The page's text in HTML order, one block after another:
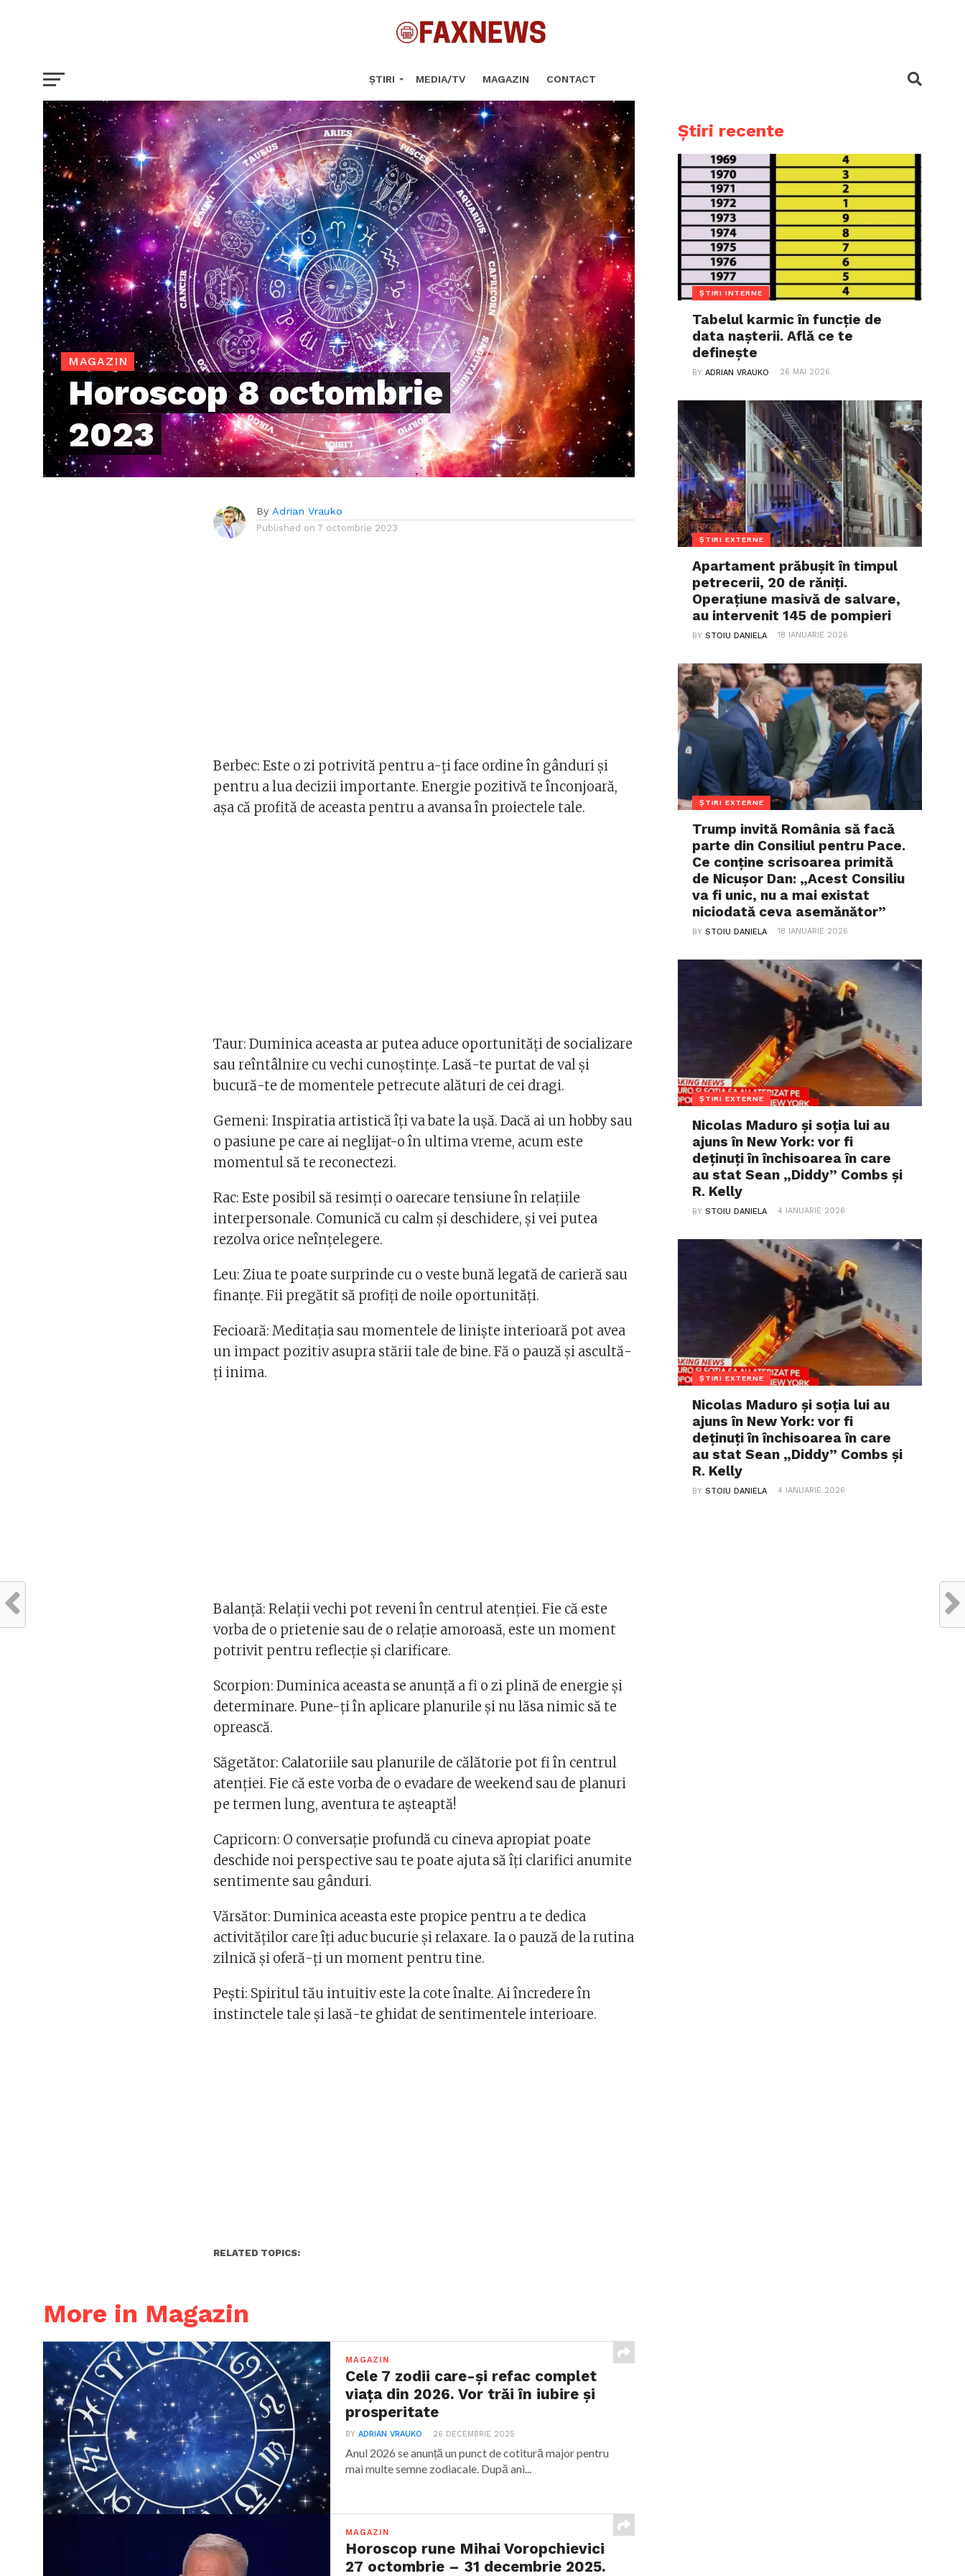
ȘTIRI MEDIA/TV MAGAZIN CONTACT
MAGAZIN
Horoscop 8 octombrie
2023
By Adrian Vrauko
Published on 7 octombrie 2023
Berbec: Este o zi potrivită pentru a-ți face ordine în gânduri și
pentru a lua decizii importante. Energie pozitivă te înconjoară,
așa că profită de aceasta pentru a avansa în proiectele tale.
Taur: Duminica aceasta ar putea aduce oportunități de socializare
sau reîntâlnire cu vechi cunoștințe. Lasă-te purtat de val și
bucură-te de momentele petrecute alături de cei dragi.
Gemeni: Inspiratia artistică îți va bate la ușă. Dacă ai un hobby sau
o pasiune pe care ai neglijat-o în ultima vreme, acum este
momentul să te reconectezi.
Rac: Este posibil să resimți o oarecare tensiune în relațiile
interpersonale. Comunică cu calm și deschidere, și vei putea
rezolva orice neînțelegere.
Leu: Ziua te poate surprinde cu o veste bună legată de carieră sau
finanțe. Fii pregătit să profiți de noile oportunități.
Fecioară: Meditația sau momentele de liniște interioară pot avea
un impact pozitiv asupra stării tale de bine. Fă o pauză și ascultă-
ți inima.
Balanță: Relații vechi pot reveni în centrul atenției. Fie că este
vorba de o prietenie sau de o relație amoroasă, este un moment
potrivit pentru reflecție și clarificare.
Scorpion: Duminica aceasta se anunță a fi o zi plină de energie și
determinare. Pune-ți în aplicare planurile și nu lăsa nimic să te
oprească.
Săgetător: Calatoriile sau planurile de călătorie pot fi în centrul
atenției. Fie că este vorba de o evadare de weekend sau de planuri
pe termen lung, aventura te așteaptă!
Capricorn: O conversație profundă cu cineva apropiat poate
deschide noi perspective sau te poate ajuta să îți clarifici anumite
sentimente sau gânduri.
Vărsător: Duminica aceasta este propice pentru a te dedica
activităților care îți aduc bucurie și relaxare. Ia o pauză de la rutina
zilnică și oferă-ți un moment pentru tine.
Pești: Spiritul tău intuitiv este la cote înalte. Ai încredere în
instinctele tale și lasă-te ghidat de sentimentele interioare.
RELATED TOPICS:
More in Magazin
MAGAZIN
Cele 7 zodii care-și refac complet
viața din 2026. Vor trăi în iubire și
prosperitate
BYADRIAN VRAUKO 26 DECEMBRIE 2025
Anul 2026 se anunță un punct de cotitură major pentru
mai multe semne zodiacale. După ani...
MAGAZIN
Horoscop rune Mihai Voropchievici
27 octombrie – 31 decembrie 2025.
Știri recente
ȘTIRI INTERNE
Tabelul karmic în funcție de
data nașterii. Află ce te
definește
BYADRIAN VRAUKO 26 MAI 2026
ȘTIRI EXTERNE
Apartament prăbușit în timpul
petrecerii, 20 de răniți.
Operațiune masivă de salvare,
au intervenit 145 de pompieri
BYSTOIU DANIELA 18 IANUARIE 2026
ȘTIRI EXTERNE
Trump invită România să facă
parte din Consiliul pentru Pace.
Ce conține scrisoarea primită
de Nicușor Dan: „Acest Consiliu
va fi unic, nu a mai existat
niciodată ceva asemănător”
BYSTOIU DANIELA 18 IANUARIE 2026
ȘTIRI EXTERNE
Nicolas Maduro și soția lui au
ajuns în New York: vor fi
deținuți în închisoarea în care
au stat Sean „Diddy” Combs și
R. Kelly
BYSTOIU DANIELA 4 IANUARIE 2026
ȘTIRI EXTERNE
Nicolas Maduro și soția lui au
ajuns în New York: vor fi
deținuți în închisoarea în care
au stat Sean „Diddy” Combs și
R. Kelly
BYSTOIU DANIELA 4 IANUARIE 2026